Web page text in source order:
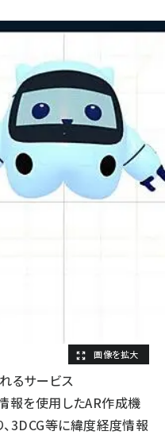
るサービス
情報を使用したAR作成機
3DCG等に緯度経度情報